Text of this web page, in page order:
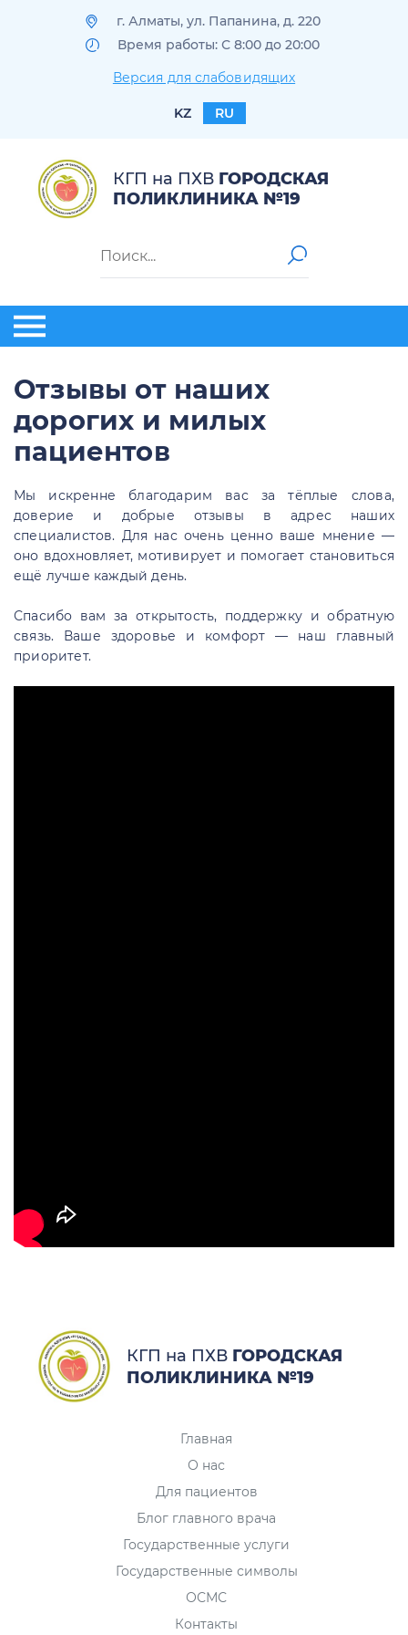
г. Алматы, ул. Папанина, д. 220
Время работы: С 8:00 до 20:00
Версия для слабовидящих
KZ RU
КГП на ПХВ ГОРОДСКАЯ
ПОЛИКЛИНИКА №19
Отзывы от наших
дорогих и милых
пациентов
Мы искренне благодарим вас за тёплые слова,
доверие и добрые отзывы в адрес наших
специалистов. Для нас очень ценно ваше мнение —
оно вдохновляет, мотивирует и помогает становиться
ещё лучше каждый день.
Спасибо вам за открытость, поддержку и обратную
связь. Ваше здоровье и комфорт — наш главный
приоритет.
КГП на ПХВ ГОРОДСКАЯ
ПОЛИКЛИНИКА №19
Главная
О нас
Для пациентов
Блог главного врача
Государственные услуги
Государственные символы
ОСМС
Контакты